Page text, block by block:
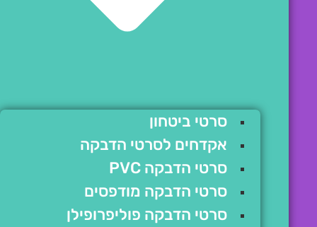
סרטי ביטחון
אקדחים לסרטי הדבקה
סרטי הדבקה PVC
סרטי הדבקה מודפסים
סרטי הדבקה פוליפרופילן